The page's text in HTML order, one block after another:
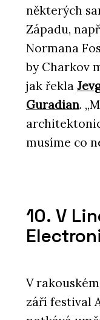
některých
Západu,
Normana
by Charkov
jak řekla
Guradian.
musíme co
10. V
V
září festival